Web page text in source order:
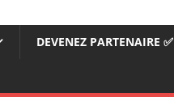
DEVENEZ PARTENAIRE ✅